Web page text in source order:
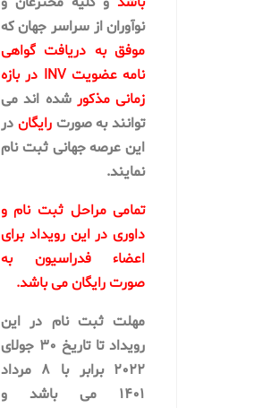
نوآوران از سراسر جهان که
موفق به دریافت گواهی
نامه عضویت INV در بازه
زمانی مذکور شده اند می
توانند به صورترایگان در
این عرصه جهانی ثبت نام
نمایند.
تمامی مراحل ثبت نام و
داوری در این رویداد برای
اعضاء فدراسیون به
صورت رایگان می باشد.
مهلت ثبت نام در این
رویداد تا تاریخ ۳۰ جولای
۲۰۲۲ برابر با ۸ مرداد
۱۴۰۱ می باشد و